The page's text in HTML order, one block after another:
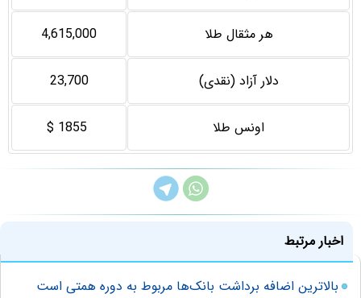
هر مثقال طلا 4,615,000
دلار آزاد (نقدی) 23,700
اونس طلا
اخبار مرتبط
بالاترین اضافه برداشت بانک‌ها مربوط به دوره همتی است